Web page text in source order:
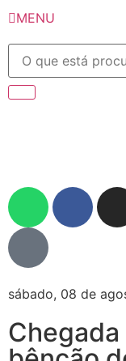
MENU
sábado, 08 de
Chegada